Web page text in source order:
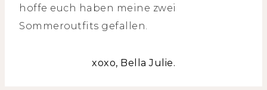
hoffe euch haben meine zwei
Sommeroutfits gefallen.
xoxo, Bella Julie.